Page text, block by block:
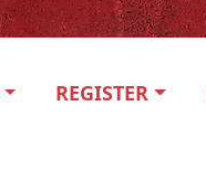
REGISTER